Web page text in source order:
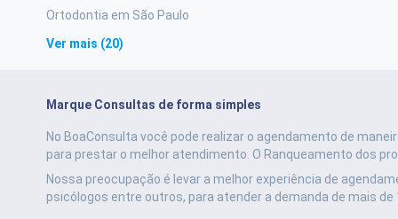
Ortodontia em São Paulo
Ver mais (20)
Marque Consultas de forma simples
No BoaConsulta você pode realizar o agendamento de
para prestar o melhor atendimento. O Ranqueamento dos
Nossa preocupação é levar a melhor experiência de
psicólogos entre outros, para atender a demanda de mais